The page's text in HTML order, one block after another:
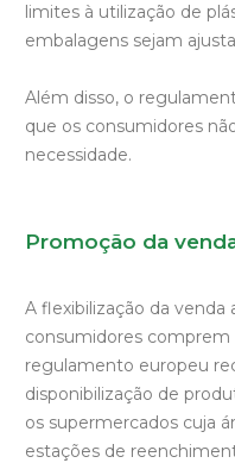
limites à utilização de
embalagens sejam
Além disso, o
que os consumidores
necessidade.
Promoção da
A flexibilização da
consumidores comprem
regulamento europeu
disponibilização de
os supermercados cuja
estações de